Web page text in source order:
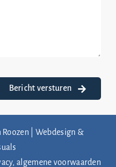
Bericht versturen
| Webdesign &
algemene voorwaarden